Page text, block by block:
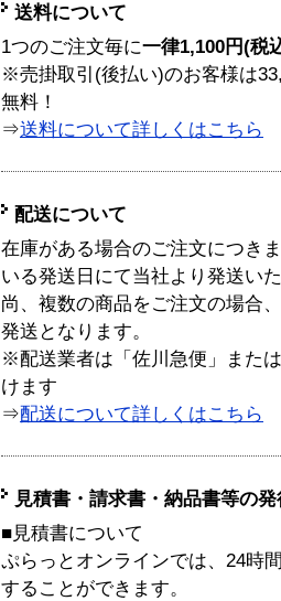
送料について
1つのご注文毎に一律1,100円(税
※売掛取引(後払い)のお客様は
無料！
⇒送料について詳しくはこちら
配送について
在庫がある場合のご注文につき
いる発送日にて当社より発送い
尚、複数の商品をご注文の場合
発送となります。
※配送業者は「佐川急便」また
けます
⇒配送について詳しくはこちら
見積書・請求書・納品書等の
■見積書について
ぷらっとオンラインでは、24時
することができます。